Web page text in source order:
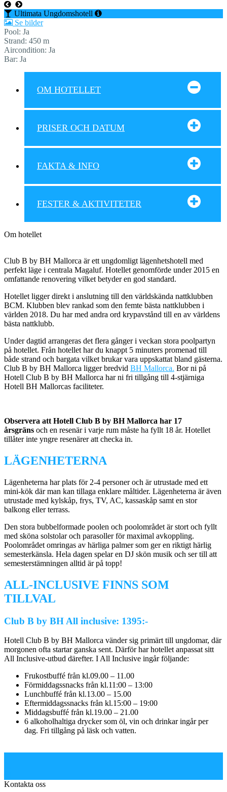
Ultimata Ungdomshotell
Se bilder
Pool: Ja
Strand: 450 m
Aircondition: Ja
Bar: Ja
OM HOTELLET
PRISER OCH DATUM
FAKTA & INFO
FESTER & AKTIVITETER
Om hotellet
Club B by BH Mallorca är ett ungdomligt lägenhetshotell med
perfekt läge i centrala Magaluf. Hotellet genomförde under 2015 en
omfattande renovering vilket betyder en god standard.
Hotellet ligger direkt i anslutning till den världskända nattklubben
BCM. Klubben blev rankad som den femte bästa nattklubben i
världen 2018. Du har med andra ord krypavstånd till en av världens
bästa nattklubb.
Under dagtid arrangeras det flera gånger i veckan stora poolpartyn
på hotellet. Från hotellet har du knappt 5 minuters promenad till
både strand och bargata vilket brukar vara uppskattat bland gästerna.
Club B by BH Mallorca ligger bredvid BH Mallorca. Bor ni på
Hotell Club B by BH Mallorca har ni fri tillgång till 4-stjärniga
Hotell BH Mallorcas faciliteter.
Observera att Hotell Club B by BH Mallorca har 17
årsgräns och en resenär i varje rum måste ha fyllt 18 år. Hotellet
tillåter inte yngre resenärer att checka in.
LÄGENHETERNA
Lägenheterna har plats för 2-4 personer och är utrustade med ett
mini-kök där man kan tillaga enklare måltider. Lägenheterna är även
utrustade med kylskåp, frys, TV, AC, kassaskåp samt en stor
balkong eller terrass.
Den stora bubbelformade poolen och poolområdet är stort och fyllt
med sköna solstolar och parasoller för maximal avkoppling.
Poolområdet omringas av härliga palmer som ger en riktigt härlig
semesterkänsla. Hela dagen spelar en DJ skön musik och ser till att
semesterstämningen alltid är på topp!
ALL-INCLUSIVE FINNS SOM
TILLVAL
Club B by BH All inclusive: 1395:-
Hotell Club B by BH Mallorca vänder sig primärt till ungdomar, där
morgonen ofta startar ganska sent. Därför har hotellet anpassat sitt
All Inclusive-utbud därefter. I All Inclusive ingår följande:
Frukostbuffé från kl.09.00 – 11.00
Förmiddagssnacks från kl.11:00 – 13:00
Lunchbuffé från kl.13.00 – 15.00
Eftermiddagssnacks från kl.15:00 – 19:00
Middagsbuffé från kl.19.00 – 21.00
6 alkoholhaltiga drycker som öl, vin och drinkar ingår per
dag. Fri tillgång på läsk och vatten.
Kontakta oss